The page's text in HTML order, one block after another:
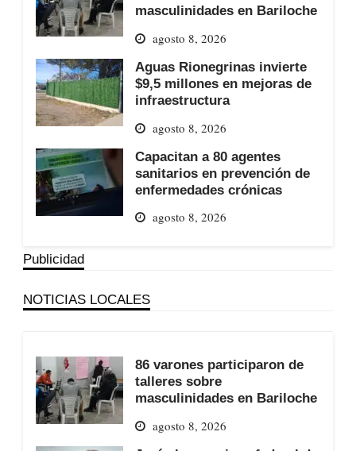
masculinidades en Bariloche
agosto 8, 2026
Aguas Rionegrinas invierte
$9,5 millones en mejoras de
infraestructura
agosto 8, 2026
Capacitan a 80 agentes
sanitarios en prevención de
enfermedades crónicas
agosto 8, 2026
Publicidad
NOTICIAS LOCALES
86 varones participaron de
talleres sobre
masculinidades en Bariloche
agosto 8, 2026